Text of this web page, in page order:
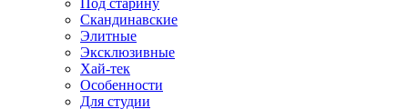
Под старину
Скандинавские
Элитные
Эксклюзивные
Хай-тек
Особенности
Для студии